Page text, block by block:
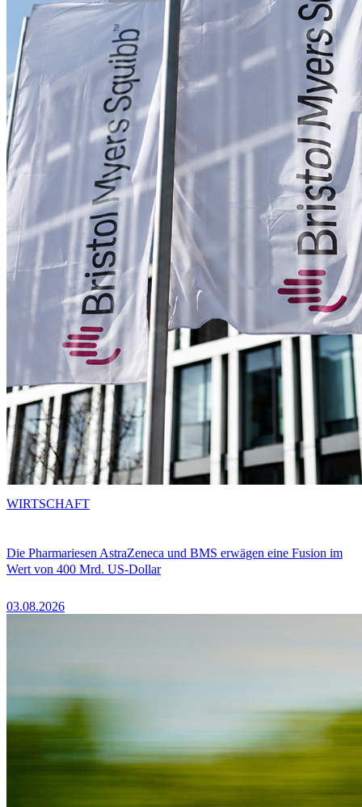
Die Pharmariesen AstraZeneca und BMS erwägen eine Fusion im
Wert von 400 Mrd. US-Dollar
03.08.2026
WIRTSCHAFT